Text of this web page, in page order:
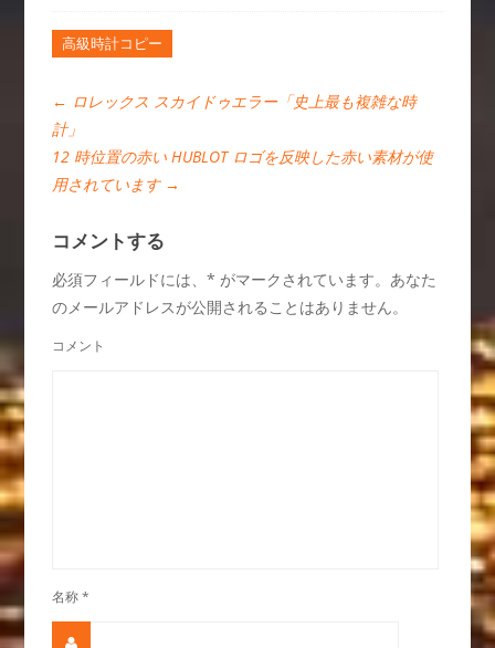
高級時計コピー
← ロレックス スカイドゥエラー「史上最も複雑な時
計」
12 時位置の赤い HUBLOT ロゴを反映した赤い素材が使
用されています →
コメントする
必須フィールドには、* がマークされています。あなた
のメールアドレスが公開されることはありません。
コメント
名称*